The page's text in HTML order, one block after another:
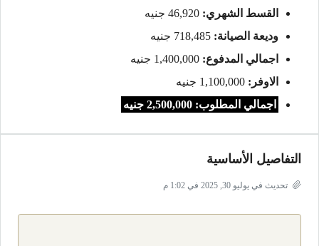
القسط الشهري:
وديعة الصيانة:
اجمالي المدفوع:
الاوفر:
اجمالي المطلوب: 2,500,000 جنيه
التفاصيل الأساسية
تحديث في يوليو 30, 2025 في 1:02 م